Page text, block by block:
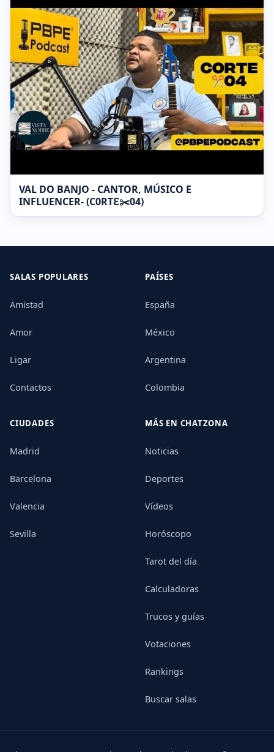
VAL DO BANJO - CANTOR, MÚSICO E
INFLUENCER- (C0RTƐ✂️04)
SALAS POPULARES
Amistad
Amor
Ligar
Contactos
PAÍSES
España
México
Argentina
Colombia
CIUDADES
Madrid
Barcelona
Valencia
Sevilla
MÁS EN CHATZONA
Noticias
Deportes
Vídeos
Horóscopo
Tarot del día
Calculadoras
Trucos y guías
Votaciones
Rankings
Buscar salas